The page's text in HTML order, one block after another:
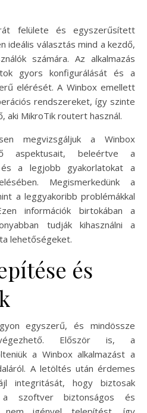
felülete és egyszerűsített
ideális választás mind a kezdő,
számára. Az alkalmazás
gyors konfigurálását és a
elérését. A Winbox emellett
rendszereket, így szinte
aki MikroTik routert használ.
megvizsgáljuk a Winbox
aspektusait, beleértve a
a legjobb gyakorlatokat a
Megismerkedünk a
a leggyakoribb problémákkal
információk birtokában a
tudják kihasználni a
lehetőségeket.
és
egyszerű, és mindössze
Először is, a
a Winbox alkalmazást a
A letöltés után érdemes
integritását, hogy biztosak
szoftver biztonságos és